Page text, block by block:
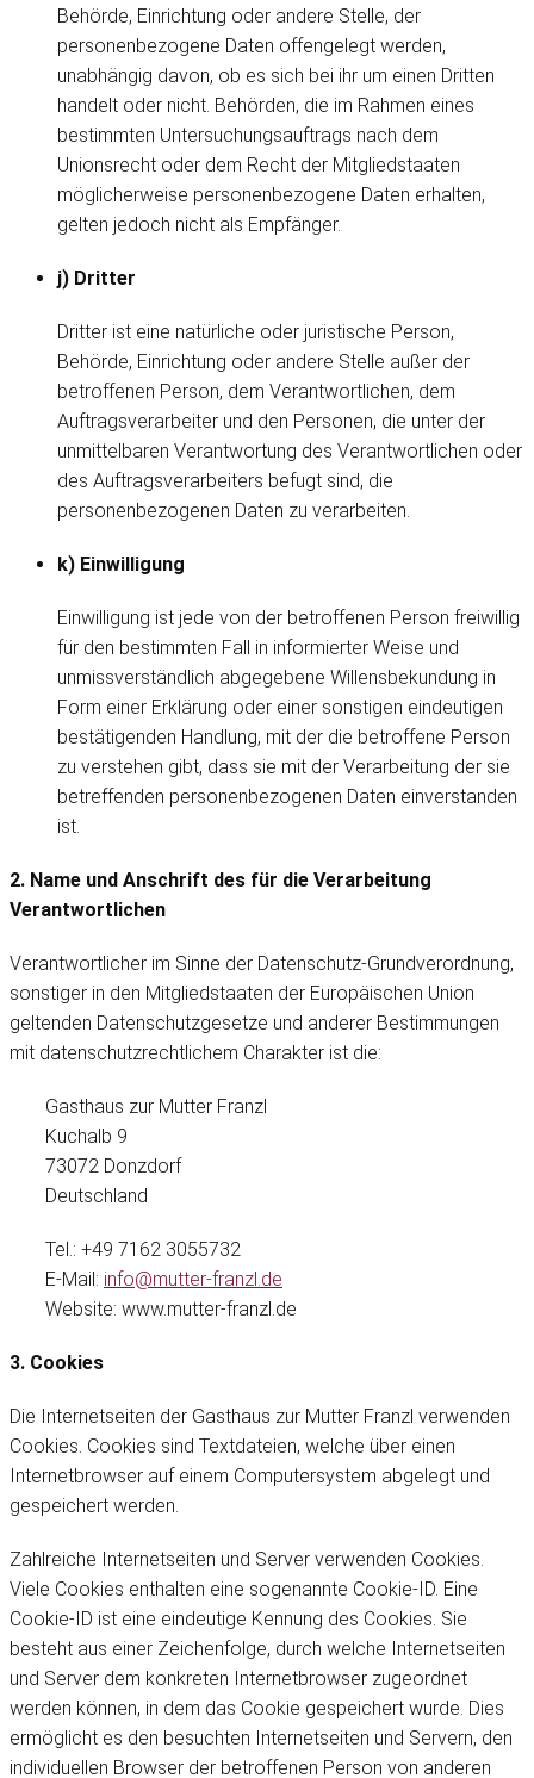
Behörde, Einrichtung oder andere Stelle, der
personenbezogene Daten offengelegt werden,
unabhängig davon, ob es sich bei ihr um einen Dritten
handelt oder nicht. Behörden, die im Rahmen eines
bestimmten Untersuchungsauftrags nach dem
Unionsrecht oder dem Recht der Mitgliedstaaten
möglicherweise personenbezogene Daten erhalten,
gelten jedoch nicht als Empfänger.
j) Dritter
Dritter ist eine natürliche oder juristische Person,
Behörde, Einrichtung oder andere Stelle außer der
betroffenen Person, dem Verantwortlichen, dem
Auftragsverarbeiter und den Personen, die unter der
unmittelbaren Verantwortung des Verantwortlichen oder
des Auftragsverarbeiters befugt sind, die
personenbezogenen Daten zu verarbeiten.
k) Einwilligung
Einwilligung ist jede von der betroffenen Person freiwillig
für den bestimmten Fall in informierter Weise und
unmissverständlich abgegebene Willensbekundung in
Form einer Erklärung oder einer sonstigen eindeutigen
bestätigenden Handlung, mit der die betroffene Person
zu verstehen gibt, dass sie mit der Verarbeitung der sie
betreffenden personenbezogenen Daten einverstanden
ist.
2. Name und Anschrift des für die Verarbeitung
Verantwortlichen
Verantwortlicher im Sinne der Datenschutz-Grundverordnung,
sonstiger in den Mitgliedstaaten der Europäischen Union
geltenden Datenschutzgesetze und anderer Bestimmungen
mit datenschutzrechtlichem Charakter ist die:
Gasthaus zur Mutter Franzl
Kuchalb 9
73072 Donzdorf
Deutschland
Tel.: +49 7162 3055732
E-Mail: info@mutter-franzl.de
Website: www.mutter-franzl.de
3. Cookies
Die Internetseiten der Gasthaus zur Mutter Franzl verwenden
Cookies. Cookies sind Textdateien, welche über einen
Internetbrowser auf einem Computersystem abgelegt und
gespeichert werden.
Zahlreiche Internetseiten und Server verwenden Cookies.
Viele Cookies enthalten eine sogenannte Cookie-ID. Eine
Cookie-ID ist eine eindeutige Kennung des Cookies. Sie
besteht aus einer Zeichenfolge, durch welche Internetseiten
und Server dem konkreten Internetbrowser zugeordnet
werden können, in dem das Cookie gespeichert wurde. Dies
ermöglicht es den besuchten Internetseiten und Servern, den
individuellen Browser der betroffenen Person von anderen